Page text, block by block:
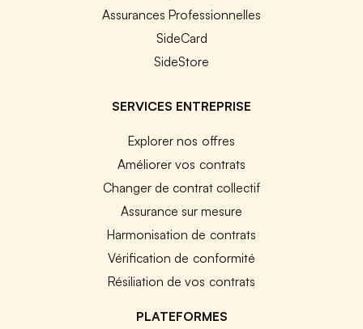
Assurances Professionnelles
SideCard
SideStore
SERVICES ENTREPRISE
Explorer nos offres
Améliorer vos contrats
Changer de contrat collectif
Assurance sur mesure
Harmonisation de contrats
Vérification de conformité
Résiliation de vos contrats
PLATEFORMES